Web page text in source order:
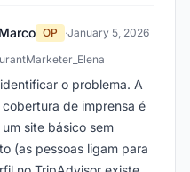
OP ·January 5, 2026
o problema. A
cobertura de imprensa é
site básico sem
(as pessoas ligam para